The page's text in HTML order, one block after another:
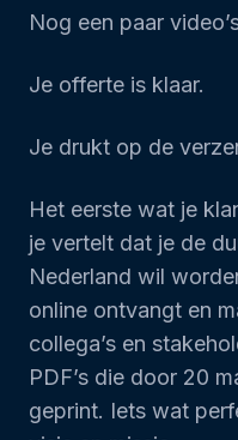
Nog een paar
Je offerte is klaar.
Je drukt op de
Het eerste wat je
je vertelt dat je de
Nederland wil
online ontvangt en
collega’s en
PDF’s die door 20
geprint. Iets wat